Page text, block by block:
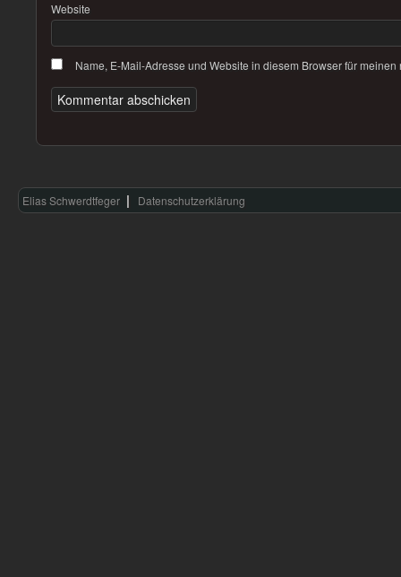
Website
Name, E-Mail-Adresse und Website in diesem Browser für
Elias Schwerdtfeger Datenschutzerklärung